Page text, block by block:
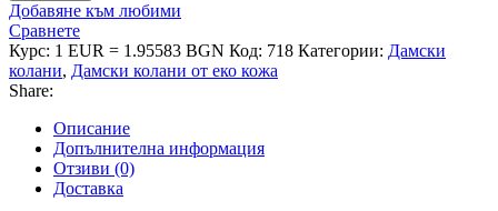
Добавяне към любими
Сравнете
Курс: 1 EUR = 1.95583 BGN Код: 718 Категории: Дамски
колани, Дамски колани от еко кожа
Share:
Описание
Допълнителна информация
Отзиви (0)
Доставка